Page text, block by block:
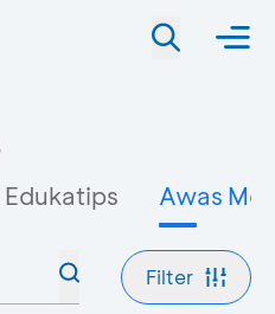
Edukatips Awas
Filter